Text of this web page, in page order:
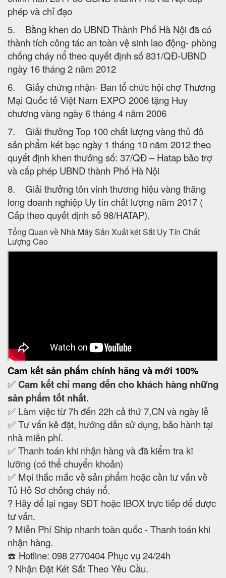
phép và chỉ đạo
5. Bằng khen do UBND Thành Phố Hà Nội đã có
thành tích công tác an toàn vệ sinh lao động- phòng
chống cháy nổ theo quyết định số 831/QĐ-UBND
ngày 16 tháng 2 năm 2012
6. Giấy chứng nhận- Ban tổ chức hội chợ Thương
Mại Quốc tế Việt Nam EXPO 2006 tặng Huy
chương vàng ngày 6 tháng 4 năm 2006
7. Giải thưởng Top 100 chất lượng vàng thủ đô
sản phẩm két bạc ngày 1 tháng 10 năm 2012 theo
quyết định khen thưởng số: 37/QĐ – Hatap bảo trợ
và cấp phép UBND thành Phố Hà Nội
8. Giải thưởng tôn vinh thương hiệu vàng thăng
long doanh nghiệp Uy tín chất lượng năm 2017 (
Cấp theo quyết định số 98/HATAP).
Tổng Quan về Nhà Máy Sản Xuất két Sắt Uy Tín Chất
Lượng Cao
Cam kếtsản phẩm chính hãng và mới 100%
✅ Cam kếtchỉ mang đến cho khách hàng những
sản phẩm tốt nhất.
✅ Làm việc từ 7h đến 22h cả thứ 7,CN và ngày lễ
✅ Tư vấn kê đặt, hướng dẫn sử dụng, bảo hành tại
nhà miễn phí.
✅ Thanh toán khi nhận hàng và đã kiểm tra kĩ
lưỡng (có thể chuyển khoản)
✅ Mọi thắc mắc về sản phẩm hoặc cần tư vấn về
Tủ Hồ Sơ chống cháy nổ.
? Hãy để lại ngay SĐT hoặc IBOX trực tiếp để được
tư vấn.
? Miễn Phí Ship nhanh toàn quốc - Thanh toán khi
nhận hàng.
☎️ Hotline: 098 2770404 Phục vụ 24/24h
? Nhận Đặt Két Sắt Theo Yêu Cầu.